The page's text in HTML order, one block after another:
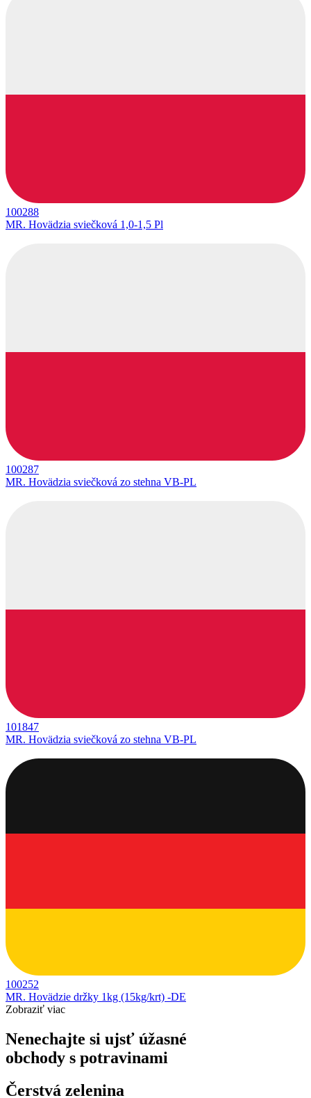
100288
MR. Hovädzia sviečková 1,0-1,5 Pl
100287
MR. Hovädzia sviečková zo stehna VB-PL
101847
MR. Hovädzia sviečková zo stehna VB-PL
100252
MR. Hovädzie držky 1kg (15kg/krt) -DE
Zobraziť viac
Nenechajte si ujsť úžasné
obchody s potravinami
Čerstvá zelenina